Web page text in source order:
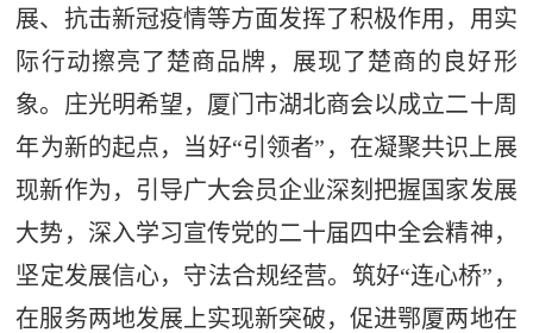
展、抗击新冠疫情等方面发挥了积极作用，用实
际行动擦亮了楚商品牌，展现了楚商的良好形
象。庄光明希望，厦门市湖北商会以成立二十周
年为新的起点，当好“引领者”，在凝聚共识上展
现新作为，引导广大会员企业深刻把握国家发展
大势，深入学习宣传党的二十届四中全会精神，
坚定发展信心，守法合规经营。筑好“连心桥”，
在服务两地发展上实现新突破，促进鄂厦两地在